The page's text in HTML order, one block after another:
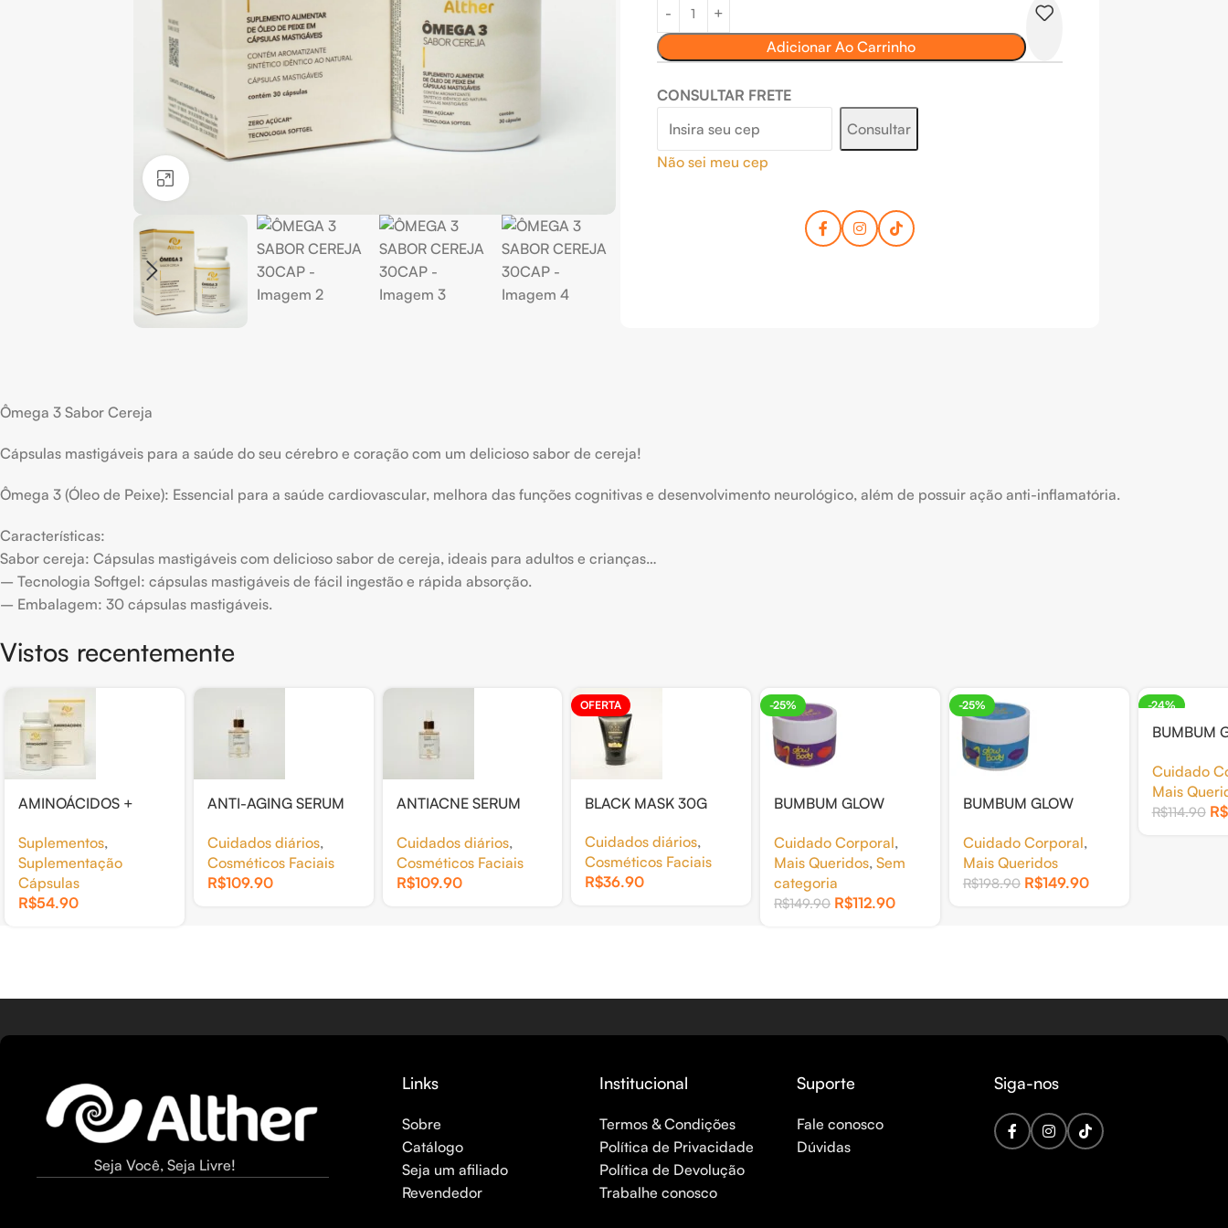
Clique para ampliar
Adicionar Ao Carrinho
CONSULTAR FRETE
Consultar
Não sei meu cep
Ômega 3 Sabor Cereja
Cápsulas mastigáveis para a saúde do seu cérebro e coração com um delicioso sabor de cereja!
Ômega 3 (Óleo de Peixe): Essencial para a saúde cardiovascular, melhora das funções cognitivas e desenvolvimento neurológico, além de possuir ação anti-inflamatória.
Características:
Sabor cereja: Cápsulas mastigáveis com delicioso sabor de cereja, ideais para adultos e crianças…
– Tecnologia Softgel: cápsulas mastigáveis de fácil ingestão e rápida absorção.
– Embalagem: 30 cápsulas mastigáveis.
Vistos recentemente
AMINOÁCIDOS +
Suplementos,
Suplementação
Cápsulas
R$54.90
ANTI-AGING SERUM
30ML
Cuidados diários,
Cosméticos Faciais
R$109.90
ANTIACNE SERUM
30ML
Cuidados diários,
Cosméticos Faciais
R$109.90
OFERTA
BLACK MASK 30G
Cuidados diários,
Cosméticos Faciais
R$36.90
-25%
BUMBUM GLOW
CHANTILLY 250G
Cuidado Corporal,
Mais Queridos,Sem
categoria
R$149.90 R$112.90
-25%
BUMBUM GLOW
CHANTILLY 250G
Cuidado Corporal,
Mais Queridos
R$198.90 R$149.90
-24%
BUMBUM
Cuidado
Mais
R$114.90 R$
Seja Você, Seja Livre!
Links
Sobre
Catálogo
Seja um afiliado
Revendedor
Institucional
Termos & Condições
Política de Privacidade
Política de Devolução
Trabalhe conosco
Suporte
Fale conosco
Dúvidas
Siga-nos